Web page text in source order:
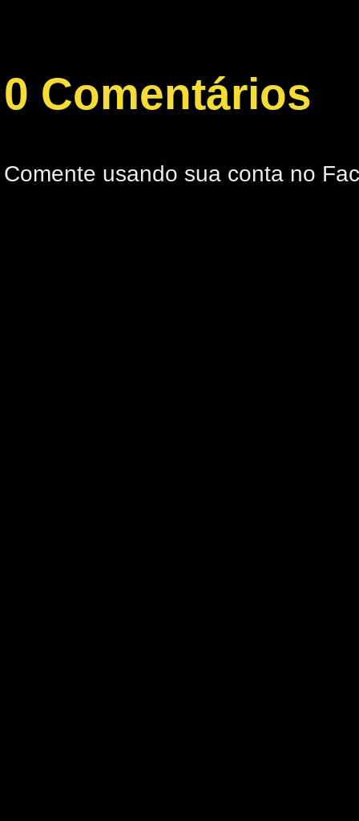
0 Comentários
Comente usando sua conta no